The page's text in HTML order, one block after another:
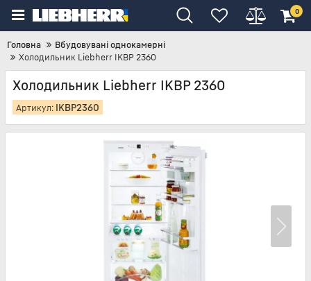
0
Головна
Вбудовувані однокамерні
Холодильник Liebherr IKBP 2360
Холодильник Liebherr IKBP 2360
Артикул: IKBP2360